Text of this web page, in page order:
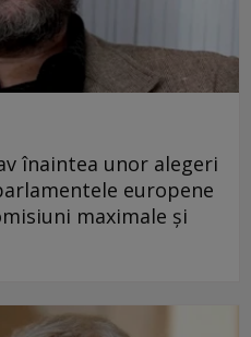
înaintea unor alegeri
europene
maximale și